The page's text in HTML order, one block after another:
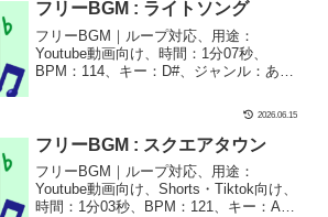
した！ゲーム実況などにピッタリな１曲
フリーBGM : ライトソング
フリーBGM｜ループ対応、用途：
Youtube動画向け、時間：1分07秒、
BPM：114、キー：D#、ジャンル：あか
カットピアノ｜パッセージみたいなリリ
ースカットピアノで仕上げました！動画
のエンディングにもピッタリかも？
2026.06.15
フリーBGM : スクエアタウン
フリーBGM｜ループ対応、用途：
Youtube動画向け、Shorts・Tiktok向け、
時間：1分03秒、BPM：121、キー：A、